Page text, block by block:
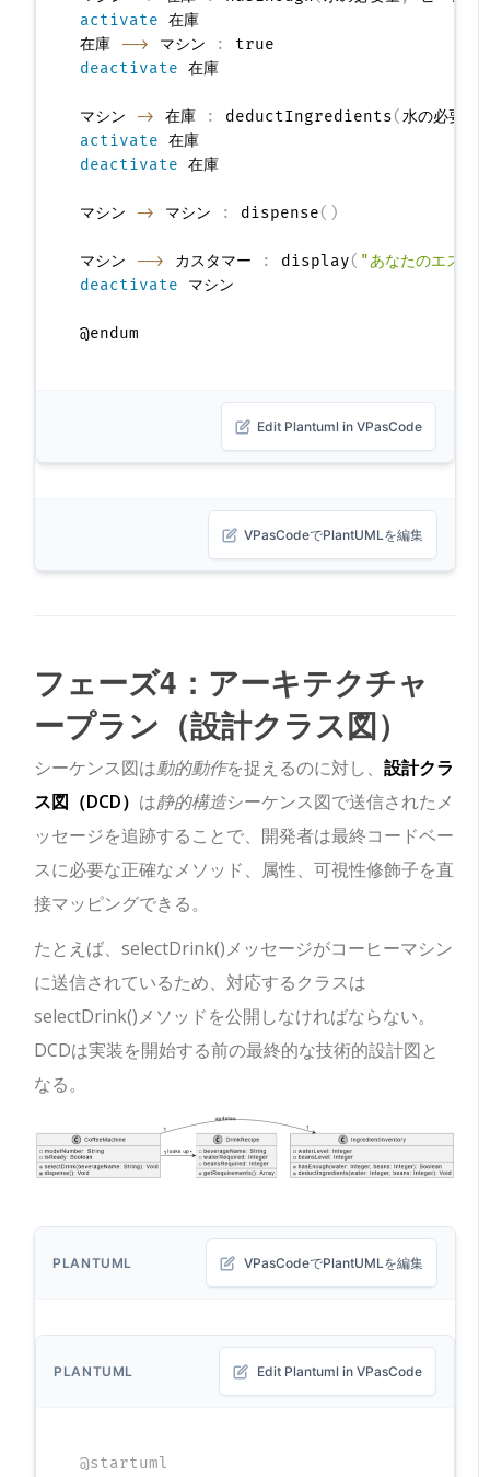
activate 在庫
在庫 --> マシン :
deactivate 在庫
マシン -> 在庫 : deductIngredients(水の必要量
activate
deactivate 在庫
マシン -> マシン : dispense( )
マシン --> カスタマー : display( "あなたのエスプ
deactivate マシン
Edit Plantuml in VPasCode
VPasCodeでPlantUMLを編集
フェーズ4：アーキテクチャ
ープラン（設計クラス図）
シーケンス図は動的動作を捉えるのに対し、設計クラ
ス図（DCD） は静的構造シーケンス図で送信されたメ
ッセージを追跡することで、開発者は最終コードベー
スに必要な正確なメソッド、属性、可視性修飾子を直
接マッピングできる。
たとえば、selectDrink()メッセージがコーヒーマシン
に送信されているため、対応するクラスは
selectDrink()メソッドを公開しなければならない。
DCDは実装を開始する前の最終的な技術的設計図と
なる。
PLANTUML VPasCodeでPlantUMLを編集
PLANTUML Edit Plantuml in VPasCode
@startuml